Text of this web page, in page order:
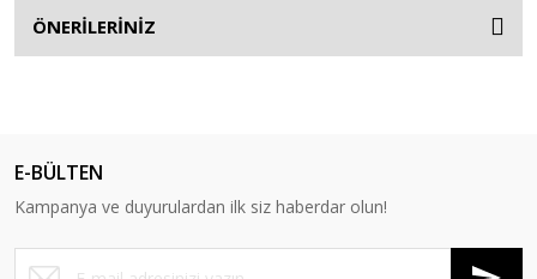
ÖNERİLERİNİZ
E-BÜLTEN
Kampanya ve duyurulardan ilk siz haberdar olun!